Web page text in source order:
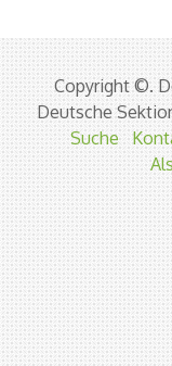
Copyright ©.
Deutsche
Suche